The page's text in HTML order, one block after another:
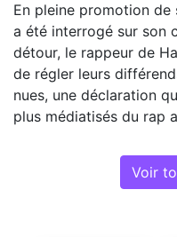
En pleine promotion de
a été interrogé sur son
détour, le rappeur de
de régler leurs
nues, une déclaration
plus médiatisés du rap
Voir